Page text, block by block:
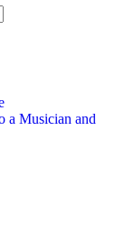
a Musician and